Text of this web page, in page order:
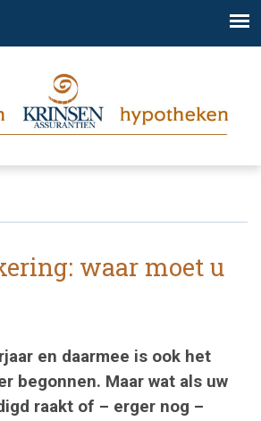
waar moet u
en daarmee is ook het
begonnen. Maar wat als uw
raakt of – erger nog –